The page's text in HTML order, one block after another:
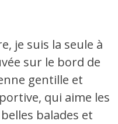
je suis la seule à
sur le bord de
gentille et
qui aime les
balades et